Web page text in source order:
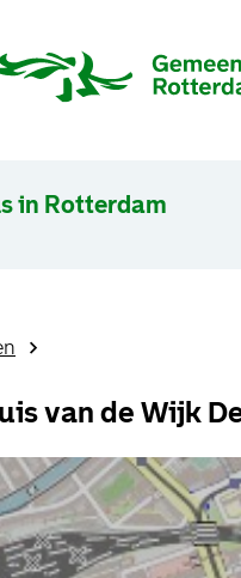
in Rotterdam
van de Wijk